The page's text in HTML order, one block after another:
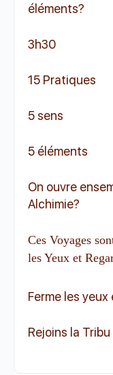
éléments?
3h30
15 Pratiques
5 sens
5 éléments
On ouvre
Alchimie?
Ces Voyages
les Yeux et
Ferme les
Rejoins la